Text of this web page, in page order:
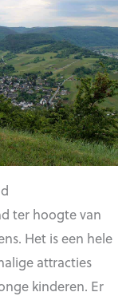
ter hoogte van
Het is een hele
attracties
kinderen. Er